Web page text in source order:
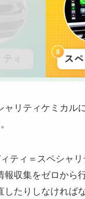
ャリティケミカル
ティ＝スペシャ
報収集をゼロから
たりしなければ